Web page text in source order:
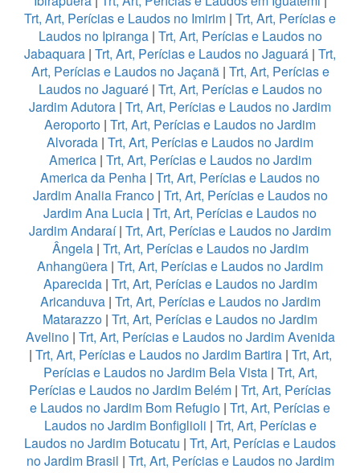
Trt, Art, Perícias e Laudos no Imirim | Trt, Art, Perícias e
Laudos no Ipiranga| Trt, Art, Perícias e Laudos no
Jabaquara | Trt, Art, Perícias e Laudos no Jaguará | Trt,
Art, Perícias e Laudos no Jaçanã| Trt, Art, Perícias e
Laudos no Jaguaré| Trt, Art, Perícias e Laudos no
Jardim Adutora | Trt, Art, Perícias e Laudos no Jardim
Aeroporto | Trt, Art, Perícias e Laudos no Jardim
Alvorada | Trt, Art, Perícias e Laudos no Jardim
America| Trt, Art, Perícias e Laudos no Jardim
America da Penha | Trt, Art, Perícias e Laudos no
Jardim Analia Franco| Trt, Art, Perícias e Laudos no
Jardim Ana Lucia | Trt, Art, Perícias e Laudos no
Jardim Andaraí| Trt, Art, Perícias e Laudos no Jardim
Ângela| Trt, Art, Perícias e Laudos no Jardim
Anhangüera | Trt, Art, Perícias e Laudos no Jardim
Aparecida| Trt, Art, Perícias e Laudos no Jardim
Aricanduva| Trt, Art, Perícias e Laudos no Jardim
Matarazzo | Trt, Art, Perícias e Laudos no Jardim
Avelino| Trt, Art, Perícias e Laudos no Jardim Avenida
| Trt, Art, Perícias e Laudos no Jardim Bartira| Trt, Art,
Perícias e Laudos no Jardim Bela Vista| Trt, Art,
Perícias e Laudos no Jardim Belém | Trt, Art, Perícias
e Laudos no Jardim Bom Refugio | Trt, Art, Perícias e
Laudos no Jardim Bonfiglioli | Trt, Art, Perícias e
Laudos no Jardim Botucatu | Trt, Art, Perícias e Laudos
no Jardim Brasil | Trt, Art, Perícias e Laudos no Jardim